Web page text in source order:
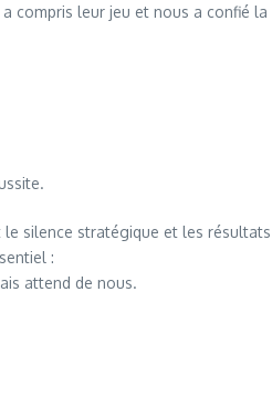
compris leur jeu et nous a confié
silence stratégique et les
:
attend de nous.